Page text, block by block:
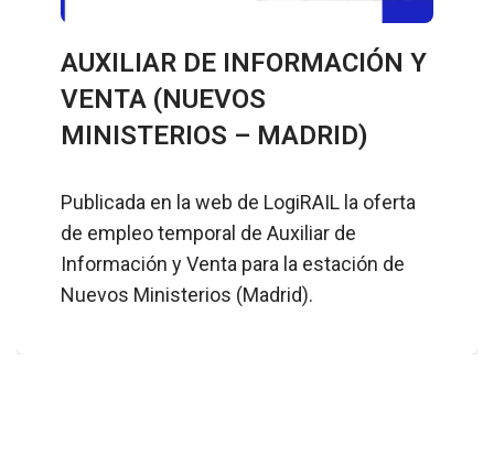
AUXILIAR DE INFORMACIÓN Y
VENTA (NUEVOS
MINISTERIOS – MADRID)
Publicada en la web de LogiRAIL la oferta
de empleo temporal de Auxiliar de
Información y Venta para la estación de
Nuevos Ministerios (Madrid).